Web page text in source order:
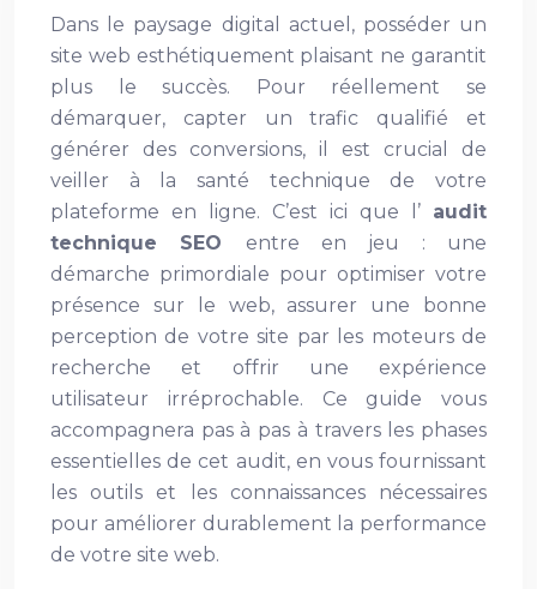
Dans le paysage digital actuel, posséder un
site web esthétiquement plaisant ne garantit
plus le succès. Pour réellement se
démarquer, capter un trafic qualifié et
générer des conversions, il est crucial de
veiller à la santé technique de votre
plateforme en ligne. C’est ici que l’ audit
technique SEO entre en jeu : une
démarche primordiale pour optimiser votre
présence sur le web, assurer une bonne
perception de votre site par les moteurs de
recherche et offrir une expérience
utilisateur irréprochable. Ce guide vous
accompagnera pas à pas à travers les phases
essentielles de cet audit, en vous fournissant
les outils et les connaissances nécessaires
pour améliorer durablement la performance
de votre site web.